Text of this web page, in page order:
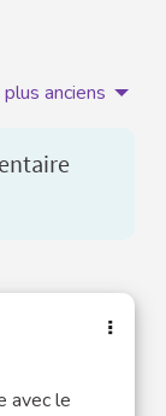
anciens
avec le